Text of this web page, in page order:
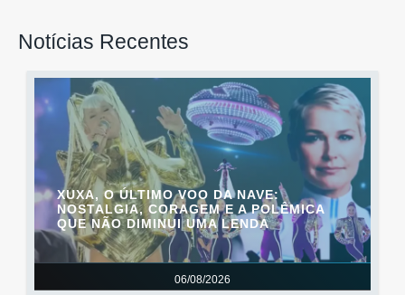
Notícias Recentes
06/08/2026
XUXA, O ÚLTIMO VOO DA NAVE:
NOSTALGIA, CORAGEM E A POLÊMICA
QUE NÃO DIMINUI UMA LENDA